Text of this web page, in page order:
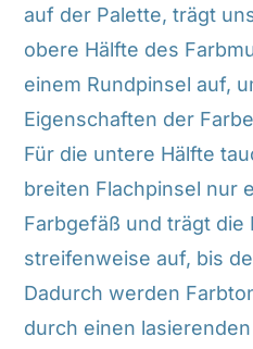
auf der Palette, trägt
obere Hälfte des
einem Rundpinsel auf,
Eigenschaften der
Für die untere Hälfte
breiten Flachpinsel nur
Farbgefäß und trägt die
streifenweise auf, bis
Dadurch werden
durch einen